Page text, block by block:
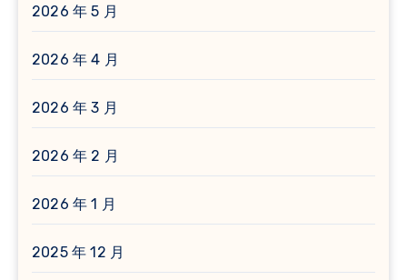
2026 年 5 月
2026 年 4 月
2026 年 3 月
2026 年 2 月
2026 年 1 月
2025 年 12 月